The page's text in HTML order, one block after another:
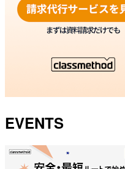
EVENTS